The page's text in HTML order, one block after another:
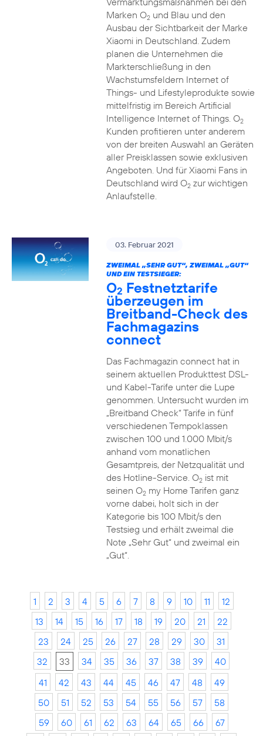
Marken O2und Blau und den
Ausbau der Sichtbarkeit der Marke
Xiaomi in Deutschland. Zudem
planen die Unternehmen die
Markterschließung in den
Wachstumsfeldern Internet of
Things- und Lifestyleprodukte sowie
mittelfristig im Bereich Artificial
Intelligence Internet of Things. O2
Kunden profitieren unter anderem
von der breiten Auswahl an Geräten
aller Preisklassen sowie exklusiven
Angeboten. Und für Xiaomi Fans in
Deutschland wird O2zur wichtigen
Anlaufstelle.
03. Februar 2021
ZWEIMAL „SEHR GUT“, ZWEIMAL „GUT“
UND EIN TESTSIEGER:
O2 Festnetztarife
überzeugen im
Breitband-Check des
Fachmagazins
connect
Das Fachmagazin connect hat in
seinem aktuellen Produkttest DSL-
und Kabel-Tarife unter die Lupe
genommen. Untersucht wurden im
„Breitband Check“ Tarife in fünf
verschiedenen Tempoklassen
zwischen 100 und 1.000 Mbit/s
anhand vom monatlichen
Gesamtpreis, der Netzqualität und
des Hotline-Service. O2ist mit
seinen O2my Home Tarifen ganz
vorne dabei, holt sich in der
Kategorie bis 100 Mbit/s den
Testsieg und erhält zweimal die
Note „Sehr Gut“ und zweimal ein
„Gut“.
1 2 3 4 5 6 7 8 9 10 11
12
13
14 15 16 17 18 19 20 21
22
23
24 25 26 27 28 29 30
31
32
33 34 35 36 37 38 39
40
41
42 43 44 45 46 47 48
49
50
51 52 53 54 55 56 57
58
59
60 61 62 63 64 65 66
67